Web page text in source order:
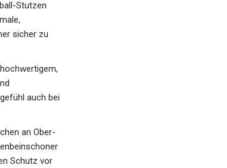
Stutzen
sicher zu
weich
an
bietet